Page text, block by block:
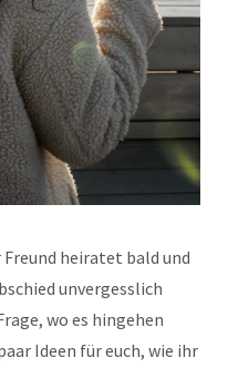
heiratet bald und
unvergesslich
wo es hingehen
Ideen für euch, wie ihr